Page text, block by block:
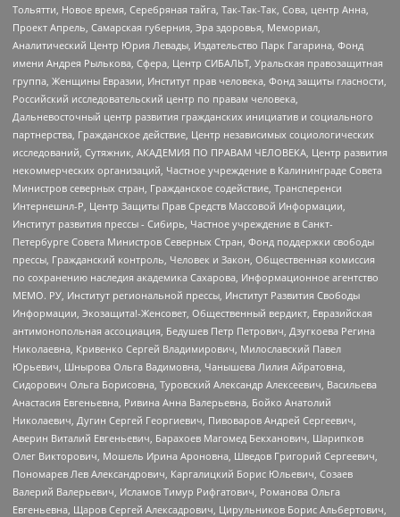
Тольятти, Новое время, Серебряная тайга, Так-Так-Так, Сова, центр Анна,
Проект Апрель, Самарская губерния, Эра здоровья, Мемориал,
Аналитический Центр Юрия Левады, Издательство Парк Гагарина, Фонд
имени Андрея Рылькова, Сфера, Центр СИБАЛЬТ, Уральская правозащитная
группа, Женщины Евразии, Институт прав человека, Фонд защиты гласности,
Российский исследовательский центр по правам человека,
Дальневосточный центр развития гражданских инициатив и социального
партнерства, Гражданское действие, Центр независимых социологических
исследований, Сутяжник, АКАДЕМИЯ ПО ПРАВАМ ЧЕЛОВЕКА, Центр развития
некоммерческих организаций, Частное учреждение в Калининграде Совета
Министров северных стран, Гражданское содействие, Трансперенси
Интернешнл-Р, Центр Защиты Прав Средств Массовой Информации,
Институт развития прессы - Сибирь, Частное учреждение в Санкт-
Петербурге Совета Министров Северных Стран, Фонд поддержки свободы
прессы, Гражданский контроль, Человек и Закон, Общественная комиссия
по сохранению наследия академика Сахарова, Информационное агентство
МЕМО. РУ, Институт региональной прессы, Институт Развития Свободы
Информации, Экозащита!-Женсовет, Общественный вердикт, Евразийская
антимонопольная ассоциация, Бедушев Петр Петрович, Дзугкоева Регина
Николаевна, Кривенко Сергей Владимирович, Милославский Павел
Юрьевич, Шнырова Ольга Вадимовна, Чанышева Лилия Айратовна,
Сидорович Ольга Борисовна, Туровский Александр Алексеевич, Васильева
Анастасия Евгеньевна, Ривина Анна Валерьевна, Бойко Анатолий
Николаевич, Дугин Сергей Георгиевич, Пивоваров Андрей Сергеевич,
Аверин Виталий Евгеньевич, Барахоев Магомед Бекханович, Шарипков
Олег Викторович, Мошель Ирина Ароновна, Шведов Григорий Сергеевич,
Пономарев Лев Александрович, Каргалицкий Борис Юльевич, Созаев
Валерий Валерьевич, Исламов Тимур Рифгатович, Романова Ольга
Евгеньевна, Щаров Сергей Алексадрович, Цирульников Борис Альбертович,